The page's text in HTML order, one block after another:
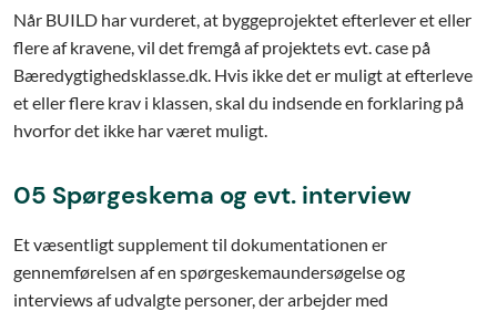
Når BUILD har vurderet, at byggeprojektet efterlever et eller
flere af kravene, vil det fremgå af projektets evt. case på
Bæredygtighedsklasse.dk. Hvis ikke det er muligt at efterleve
et eller flere krav i klassen, skal du indsende en forklaring på
hvorfor det ikke har været muligt.
05 Spørgeskema og evt. interview
Et væsentligt supplement til dokumentationen er
gennemførelsen af en spørgeskemaundersøgelse og
interviews af udvalgte personer, der arbejder med